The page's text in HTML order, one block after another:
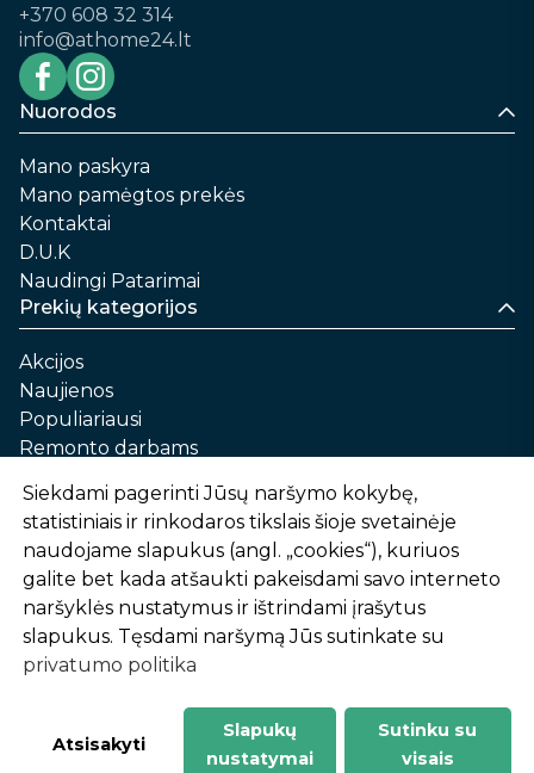
+370 608 32 314
info@athome24.lt
Nuorodos
Mano paskyra
Mano pamėgtos prekės
Kontaktai
D.U.K
Naudingi Patarimai
Prekių kategorijos
Akcijos
Naujienos
Populiariausi
Remonto darbams
Automobilių priežiūrai
Sodui ir daržui
Informacija
Apie mus
Prekių pirkimo – pardavimo taisyklės
Prekių pristatymas ir atsiėmimas
-
1
2
%
n
u
o
l
a
i
d
Siekdami pagerinti Jūsų naršymo kokybę,
statistiniais ir rinkodaros tikslais šioje svetainėje
naudojame slapukus (angl. „cookies“), kuriuos
galite bet kada atšaukti pakeisdami savo interneto
naršyklės nustatymus ir ištrindami įrašytus
slapukus. Tęsdami naršymą Jūs sutinkate su
privatumo politika
Atsisakyti
Slapukų
nustatymai
Sutinku su
visais